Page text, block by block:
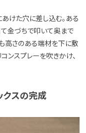
けた穴に差し込む。ある
金づちで叩いて奥まで
高さのある端材を下に敷
ンスプレーを吹きかけ、
クスの完成